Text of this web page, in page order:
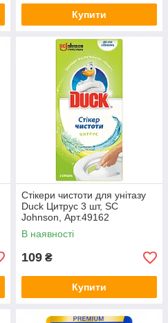
Купити
Стікери чистоти для унітазу
Duck Цитрус 3 шт, SC
Johnson, Арт.49162
В наявності
109 ₴
Купити